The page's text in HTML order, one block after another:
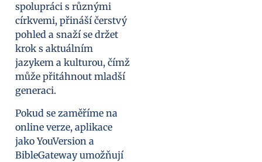
spolupráci s různými
církvemi, přináší čerstvý
pohled a snaží se držet
krok s aktuálním
jazykem a kulturou, čímž
může přitáhnout mladší
generaci.
Pokud se zaměříme na
online verze, aplikace
jako YouVersion a
BibleGateway umožňují